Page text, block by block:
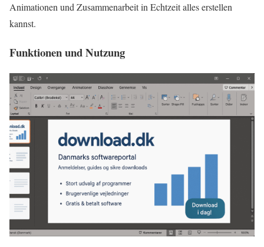
Animationen und Zusammenarbeit in Echtzeit alles erstellen
kannst.
Funktionen und Nutzung